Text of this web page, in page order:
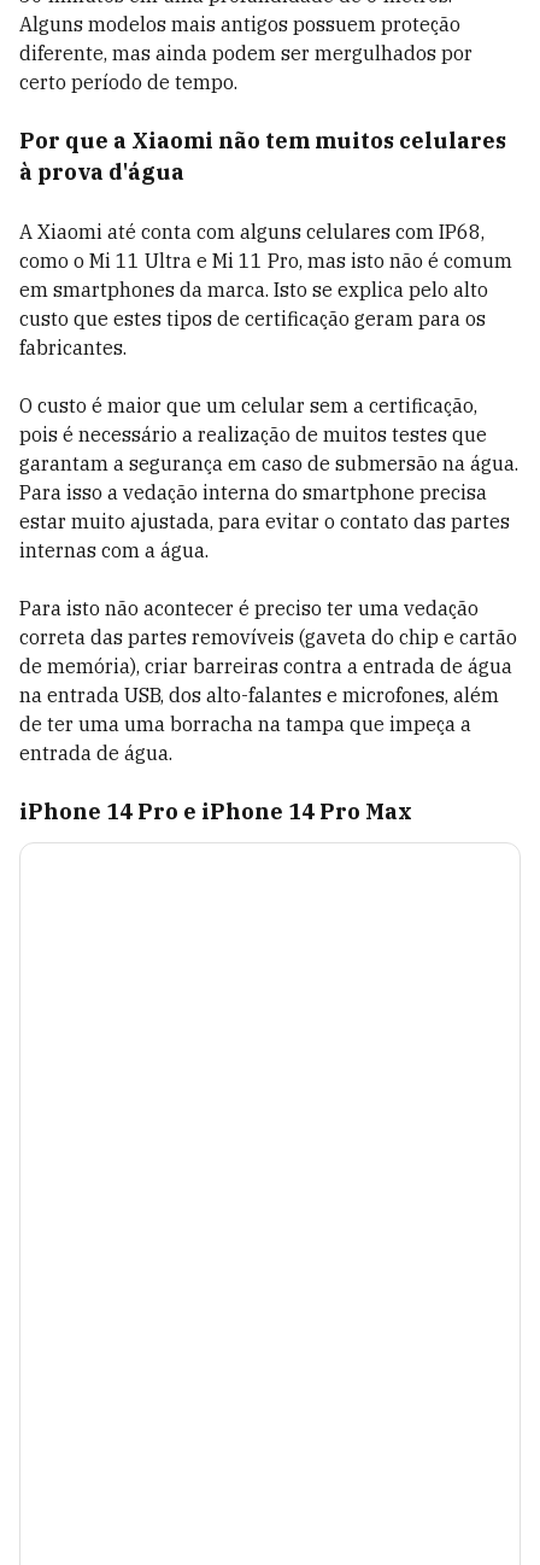
Alguns modelos mais antigos possuem proteção
diferente, mas ainda podem ser mergulhados por
certo período de tempo.
Por que a Xiaomi não tem muitos celulares
à prova d'água
A Xiaomi até conta com alguns celulares com IP68,
como o Mi 11 Ultra e Mi 11 Pro, mas isto não é comum
em smartphones da marca. Isto se explica pelo alto
custo que estes tipos de certificação geram para os
fabricantes.
O custo é maior que um celular sem a certificação,
pois é necessário a realização de muitos testes que
garantam a segurança em caso de submersão na água.
Para isso a vedação interna do smartphone precisa
estar muito ajustada, para evitar o contato das partes
internas com a água.
Para isto não acontecer é preciso ter uma vedação
correta das partes removíveis (gaveta do chip e cartão
de memória), criar barreiras contra a entrada de água
na entrada USB, dos alto-falantes e microfones, além
de ter uma uma borracha na tampa que impeça a
entrada de água.
iPhone 14 Pro e iPhone 14 Pro Max